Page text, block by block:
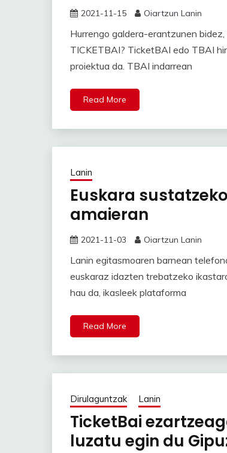
2021-11-15 Oiartzun Lanin
Hurrengo galdera-erantzunen
TICKETBAI? TicketBAI edo TBAI
proiektua da. TBAI indarrean
Read More
Lanin
Euskara
amaieran
2021-11-03 Oiartzun Lanin
Lanin egitasmoaren barnean
euskaraz idazten trebatzeko
hau da, ikasleek plataforma
Read More
Dirulaguntzak Lanin
TicketBai
luzatu egin du